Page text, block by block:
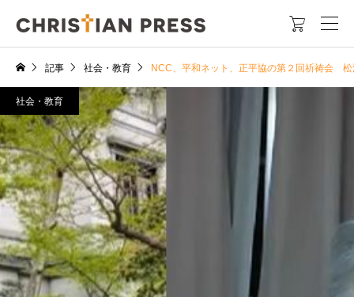

記事 社会・教育 NCC、平和ネット、正平協の第２回祈祷会
社会・教育